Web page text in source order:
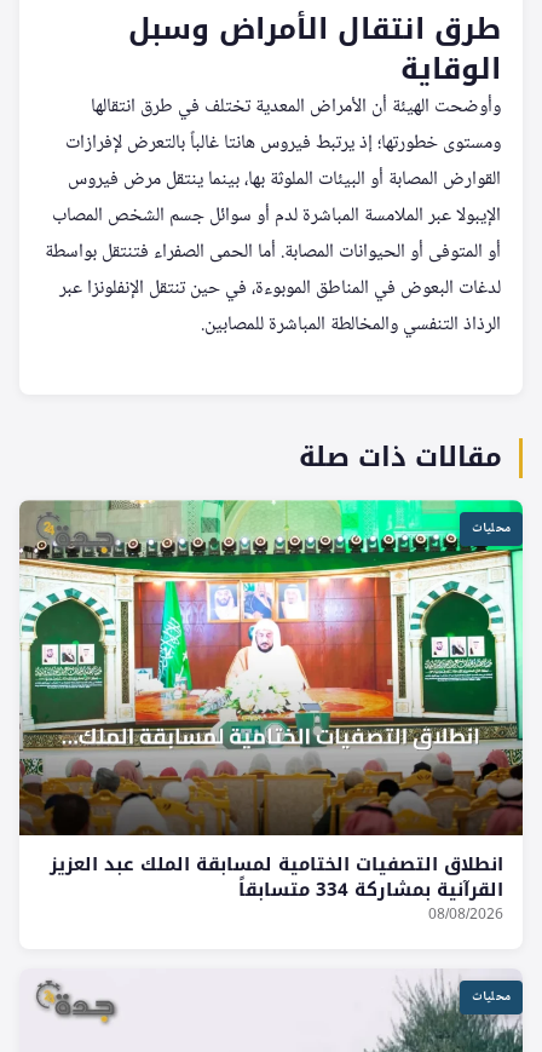
طرق انتقال الأمراض وسبل
الوقاية
وأوضحت الهيئة أن الأمراض المعدية تختلف في طرق انتقالها
ومستوى خطورتها؛ إذ يرتبط فيروس هانتا غالباً بالتعرض لإفرازات
القوارض المصابة أو البيئات الملوثة بها، بينما ينتقل مرض فيروس
الإيبولا عبر الملامسة المباشرة لدم أو سوائل جسم الشخص المصاب
أو المتوفى أو الحيوانات المصابة. أما الحمى الصفراء فتنتقل بواسطة
لدغات البعوض في المناطق الموبوءة، في حين تنتقل الإنفلونزا عبر
الرذاذ التنفسي والمخالطة المباشرة للمصابين.
مقالات ذات صلة
محليات
انطلاق التصفيات الختامية لمسابقة الملك عبد العزيز
القرآنية بمشاركة 334 متسابقاً
08/08/2026
محليات